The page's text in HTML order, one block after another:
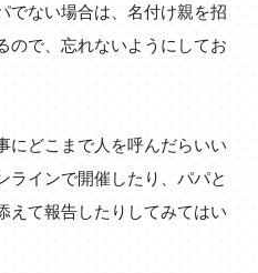
でない場合は、名付け親を招
ので、忘れないようにしてお
にどこまで人を呼んだらいい
ラインで開催したり、パパと
えて報告したりしてみてはい